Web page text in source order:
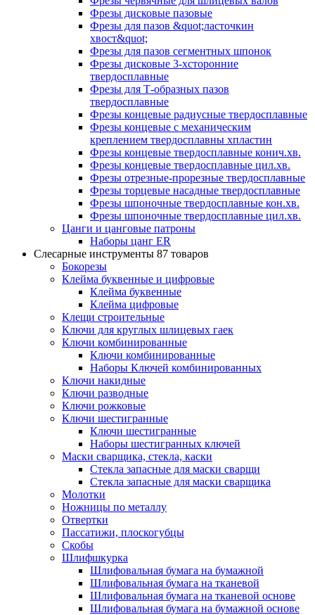
Фрезы дисковые пазовые
Фрезы для пазов &quot;ласточкин
хвост&quot;
Фрезы для пазов сегментных шпонок
Фрезы дисковые 3-хсторонние
твердосплавные
Фрезы для Т-образных пазов
твердосплавные
Фрезы концевые радиусные твердосплавные
Фрезы концевые с механическим
креплением твердосплавны хпластин
Фрезы концевые твердосплавные конич.хв.
Фрезы концевые твердосплавные цил.хв.
Фрезы отрезные-прорезные твердосплавные
Фрезы торцевые насадные твердосплавные
Фрезы шпоночные твердосплавные кон.хв.
Фрезы шпоночные твердосплавные цил.хв.
Цанги и цанговые патроны
Наборы цанг ER
Слесарные инструменты 87 товаров
Бокорезы
Клейма буквенные и цифровые
Клейма буквенные
Клейма цифровые
Клещи строительные
Ключи для круглых шлицевых гаек
Ключи комбинированные
Ключи комбинированные
Наборы Ключей комбинированных
Ключи накидные
Ключи разводные
Ключи рожковые
Ключи шестигранные
Ключи шестигранные
Наборы шестигранных ключей
Маски сварщика, стекла, каски
Стекла запасные для маски сварщи
Стекла запасные для маски сварщика
Молотки
Ножницы по металлу
Отвертки
Пассатижи, плоскогубцы
Скобы
Шлифшкурка
Шлифовальная бумага на бумажной
Шлифовальная бумага на тканевой
Шлифовальная бумага на тканевой основе
Шлифовальная бумага на бумажной основе